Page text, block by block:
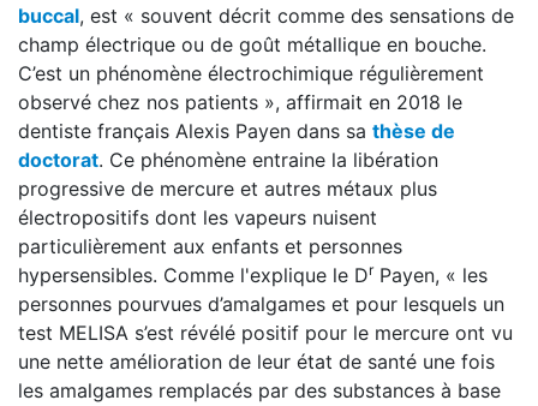
buccal, est « souvent décrit comme des sensations de
champ électrique ou de goût métallique en bouche.
C’est un phénomène électrochimique régulièrement
observé chez nos patients », affirmait en 2018 le
dentiste français Alexis Payen dans sa thèse de
doctorat. Ce phénomène entraine la libération
progressive de mercure et autres métaux plus
électropositifs dont les vapeurs nuisent
particulièrement aux enfants et personnes
hypersensibles. Comme l'explique le DrPayen, « les
personnes pourvues d’amalgames et pour lesquels un
test MELISA s’est révélé positif pour le mercure ont vu
une nette amélioration de leur état de santé une fois
les amalgames remplacés par des substances à base